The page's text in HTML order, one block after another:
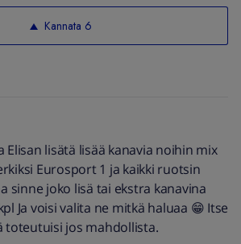
Kannata 6
Elisan lisätä lisää kanavia noihin mix
Eurosport 1 ja kaikki ruotsin
sinne joko lisä tai ekstra kanavina
Ja voisi valita ne mitkä haluaa 😁 Itse
toteutuisi jos mahdollista.